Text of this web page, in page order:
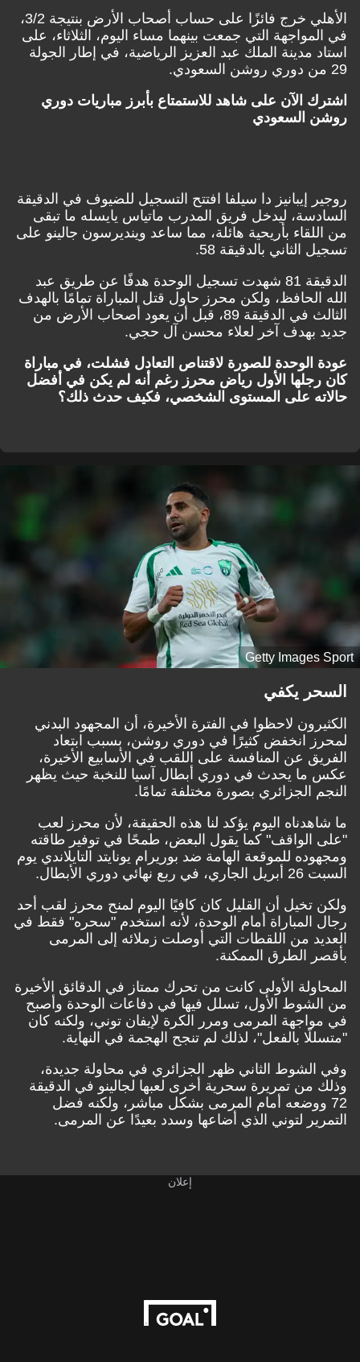
الأهلي خرج فائزًا على حساب أصحاب الأرض بنتيجة 3/2،
في المواجهة التي جمعت بينهما مساء اليوم، الثلاثاء، على
استاد مدينة الملك عبد العزيز الرياضية، في إطار الجولة
29 من دوري روشن السعودي.
اشترك الآن على شاهد للاستمتاع بأبرز مباريات دوري
روشن السعودي
روجير إيبانيز دا سيلفا افتتح التسجيل للضيوف في الدقيقة
السادسة، ليدخل فريق المدرب ماتياس يايسله ما تبقى
من اللقاء بأريحية هائلة، مما ساعد وينديرسون جالينو على
تسجيل الثاني بالدقيقة 58.
الدقيقة 81 شهدت تسجيل الوحدة هدفًا عن طريق عبد
الله الحافظ، ولكن محرز حاول قتل المباراة تمامًا بالهدف
الثالث في الدقيقة 89، قبل أن يعود أصحاب الأرض من
جديد بهدف آخر لعلاء محسن آل حجي.
عودة الوحدة للصورة لاقتناص التعادل فشلت، في مباراة
كان رجلها الأول رياض محرز رغم أنه لم يكن في أفضل
حالاته على المستوى الشخصي، فكيف حدث ذلك؟
Getty Images Sport
السحر يكفي
الكثيرون لاحظوا في الفترة الأخيرة، أن المجهود البدني
لمحرز انخفض كثيرًا في دوري روشن، بسبب ابتعاد
الفريق عن المنافسة على اللقب في الأسابيع الأخيرة،
عكس ما يحدث في دوري أبطال آسيا للنخبة حيث يظهر
النجم الجزائري بصورة مختلفة تمامًا.
ما شاهدناه اليوم يؤكد لنا هذه الحقيقة، لأن محرز لعب
"على الواقف" كما يقول البعض، طمحًا في توفير طاقته
ومجهوده للموقعة الهامة ضد بوريرام يونايتد التايلاندي يوم
السبت 26 أبريل الجاري، في ربع نهائي دوري الأبطال.
ولكن تخيل أن القليل كان كافيًا اليوم لمنح محرز لقب أحد
رجال المباراة أمام الوحدة، لأنه استخدم "سحره" فقط في
العديد من اللقطات التي أوصلت زملائه إلى المرمى
بأقصر الطرق الممكنة.
المحاولة الأولى كانت من تحرك ممتاز في الدقائق الأخيرة
من الشوط الأول، تسلل فيها في دفاعات الوحدة وأصبح
في مواجهة المرمى ومرر الكرة لإيفان توني، ولكنه كان
"متسللًا بالفعل"، لذلك لم تنجح الهجمة في النهاية.
وفي الشوط الثاني ظهر الجزائري في محاولة جديدة،
وذلك من تمريرة سحرية أخرى لعبها لجالينو في الدقيقة
72 ووضعه أمام المرمى بشكل مباشر، ولكنه فضل
التمرير لتوني الذي أضاعها وسدد بعيدًا عن المرمى.
إعلان